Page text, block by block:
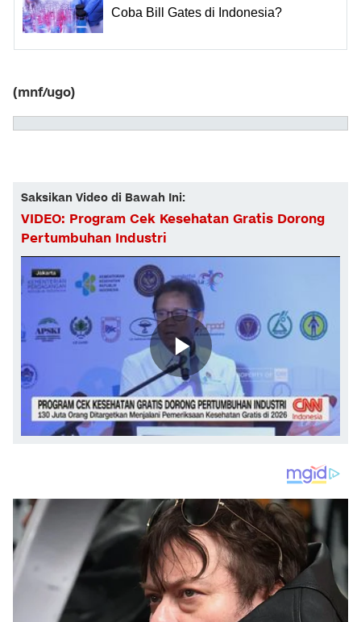
Coba Bill Gates di Indonesia?
(mnf/ugo)
Saksikan Video di Bawah Ini:
VIDEO: Program Cek Kesehatan Gratis Dorong
Pertumbuhan Industri